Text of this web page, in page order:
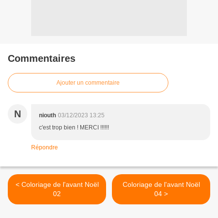
Commentaires
Ajouter un commentaire
N niouth 03/12/2023 13:25
c'est trop bien ! MERCI !!!!!!
Répondre
< Coloriage de l'avant Noël
02
Coloriage de l'avant Noël
04 >